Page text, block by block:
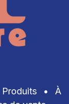
Produits •
À